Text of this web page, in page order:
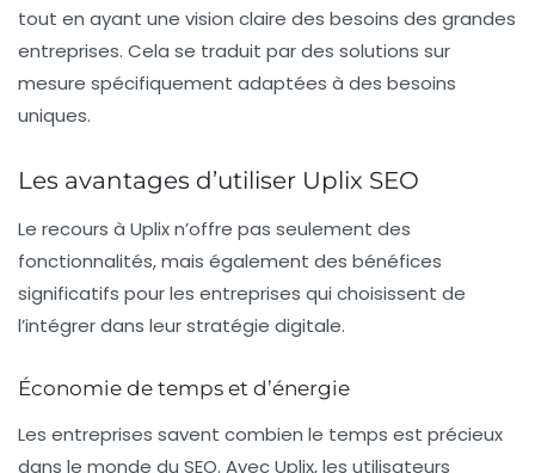
tout en ayant une vision claire des besoins des grandes
entreprises. Cela se traduit par des solutions sur
mesure spécifiquement adaptées à des besoins
uniques.
Les avantages d’utiliser Uplix SEO
Le recours à Uplix n’offre pas seulement des
fonctionnalités, mais également des bénéfices
significatifs pour les entreprises qui choisissent de
l’intégrer dans leur stratégie digitale.
Économie de temps et d’énergie
Les entreprises savent combien le temps est précieux
dans le monde du SEO. Avec Uplix, les utilisateurs